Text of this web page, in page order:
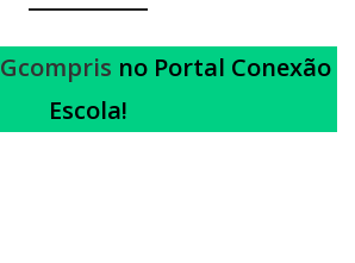
Gcompris no Portal Conexão
Escola!